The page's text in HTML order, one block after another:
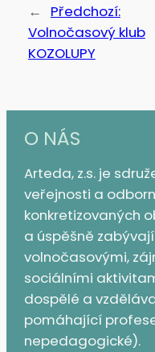
←
Předchozí:
Volnočasový klub
KOZOLUPY
O NÁS
Arteda, z.s. je
veřejnosti a
konkretizovaných
a úspěšně
volnočasovými,
sociálními
dospělé a
pomáhající
nepedagogické).